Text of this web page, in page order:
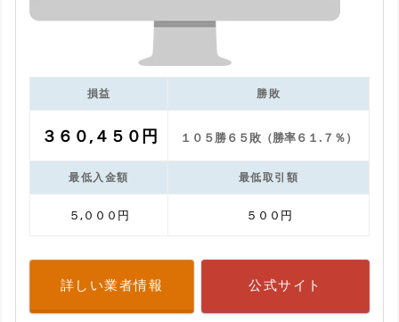
損益 勝敗
３６０,４５０円 １０５勝６５敗（勝率６１.７％）
最低入金額 最低取引額
５,０００円 ５００円
詳しい業者情報 公式サイト